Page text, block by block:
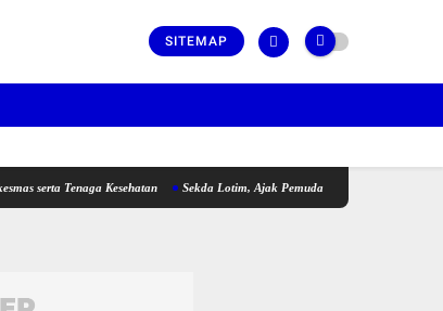
SITEMAP
Tenaga Kesehatan Sekda Lotim, Ajak Pemuda Perkuat Kolaborasi pada